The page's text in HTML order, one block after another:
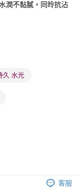
SF順豐速運或京東
工作天到店，3天內
工作天到店，3天內
潤不黏膩。同昤抗沾
久 水光
客服